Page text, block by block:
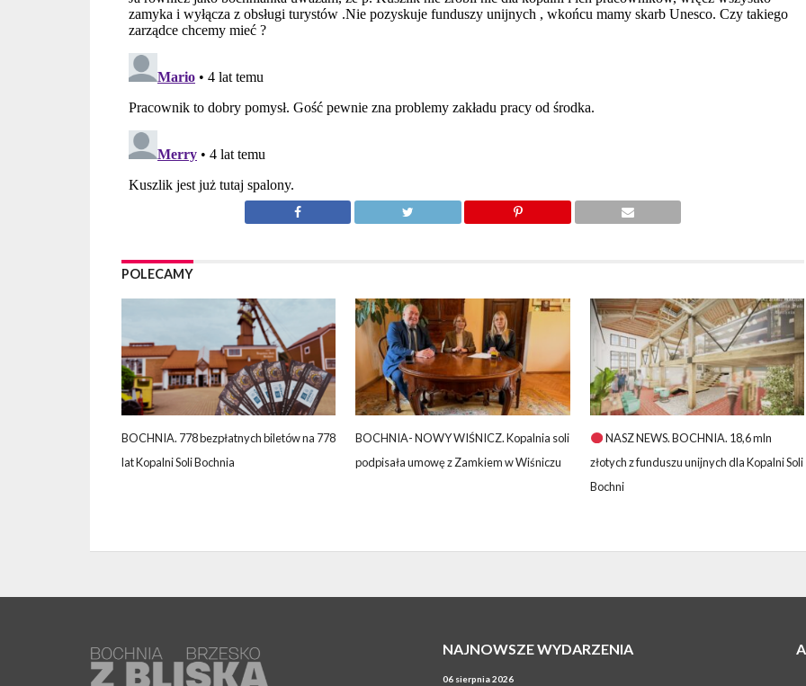
POLECAMY
BOCHNIA. 778 bezpłatnych biletów na 778
lat Kopalni Soli Bochnia
BOCHNIA- NOWY WIŚNICZ. Kopalnia soli
podpisała umowę z Zamkiem w Wiśniczu
NASZ NEWS. BOCHNIA. 18,6 mln
złotych z funduszu unijnych dla Kopalni Soli
Bochni
NAJNOWSZE WYDARZENIA
06 sierpnia 2026